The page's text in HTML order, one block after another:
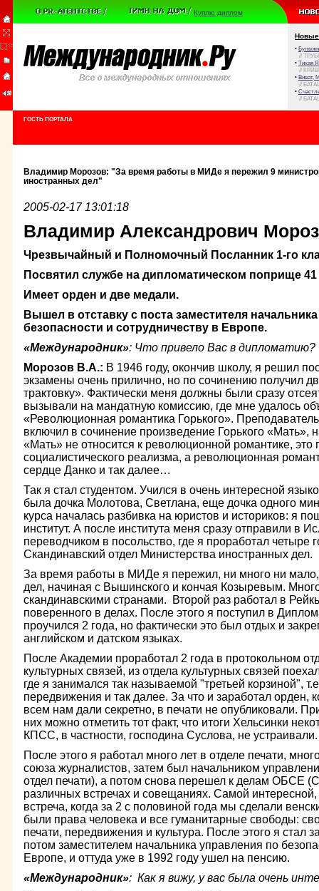
Куплю диплом
Новые
•
//
• Тихая
//
• Виват,
//
•
//
ГОСТЬ ПОРТАЛА
Владимир Морозов: "За время работы в МИДе я пережил 9
иностранных дел"
2005-02-17 13:01:18
Владимир Александрович
Чрезвычайный и Полномочный Посланник 1-го
Посвятил службе на дипломатическом поприще 41
Имеет орден и две медали.
Вышел в отставку с поста заместителя
безопасности и сотрудничеству в Европе.
«Международник»: Что привело Вас в дипломатию?
Морозов В.А.: В 1946 году, окончив школу, я решил
экзамены очень прилично, но по сочинению получил
трактовку». Фактически меня должны были сразу
вызывали на мандатную комиссию, где мне удалось
«Революционная романтика Горького».
включил в сочинение произведение Горького «Мать»,
«Мать» не относится к революционной романтике, это
социалистического реализма, а революционная
сердце Данко и так далее…
Так я стал студентом. Учился в очень интересной
была дочка Молотова, Светлана, еще дочка одного
курса началась разбивка на юристов и историков: я
институт. А после института меня сразу отправили в
переводчиком в посольство, где я проработал четыре
Скандинавский отдел Министерства иностранных дел.
За время работы в МИДе я пережил, ни много ни
дел, начиная с Вышинского и кончая Козыревым.
скандинавскими странами. Второй раз работал в
поверенного в делах. После этого я поступил в
проучился 2 года, но фактически это был отдых и
английском и датском языках.
После Академии проработал 2 года в протокольном
культурных связей, из отдела культурных связей
где я занимался так называемой "третьей корзиной",
передвижения и так далее. За что и заработал орден,
всем нам дали секретно, в печати не опубликовали.
них можно отметить тот факт, что итоги Хельсинки
КПСС, в частности, господина Суслова, не
После этого я работал много лет в отделе печати,
союза журналистов, затем был начальником
отдел печати), а потом снова перешел к делам ОБСЕ
различных встречах и совещаниях. Самой
встреча, когда за 2 с половиной года мы сделали
были права человека и все гуманитарные свободы:
печати, передвижения и культура. После этого я стал
потом заместителем начальника управления по
Европе, и оттуда уже в 1992 году ушел на пенсию.
«Международник»: Как я вижу, у вас была очень